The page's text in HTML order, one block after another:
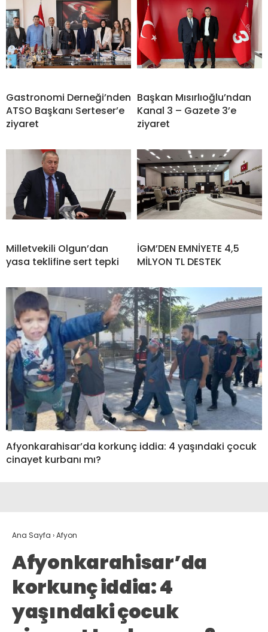
Gastronomi Derneği’nden
ATSO Başkanı Serteser’e
ziyaret
Başkan Mısırlıoğlu’ndan
Kanal 3 – Gazete 3’e
ziyaret
Milletvekili Olgun’dan
yasa teklifine sert tepki
İGM’DEN EMNİYETE 4,5
MİLYON TL DESTEK
Afyonkarahisar’da korkunç iddia: 4 yaşındaki çocuk
cinayet kurbanı mı?
Ana Sayfa ›Afyon
Afyonkarahisar’da
korkunç iddia: 4
yaşındaki çocuk